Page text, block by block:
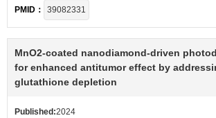
PMID：
39082331
MnO2-coated nanodiamond-driven
for enhanced antitumor effect by
glutathione depletion
Published:2024